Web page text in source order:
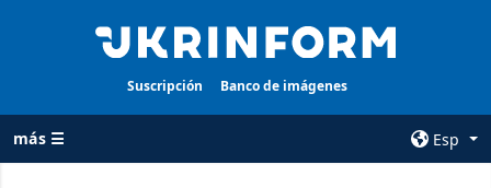
Suscripción Banco de imágenes
más ☰
Esp